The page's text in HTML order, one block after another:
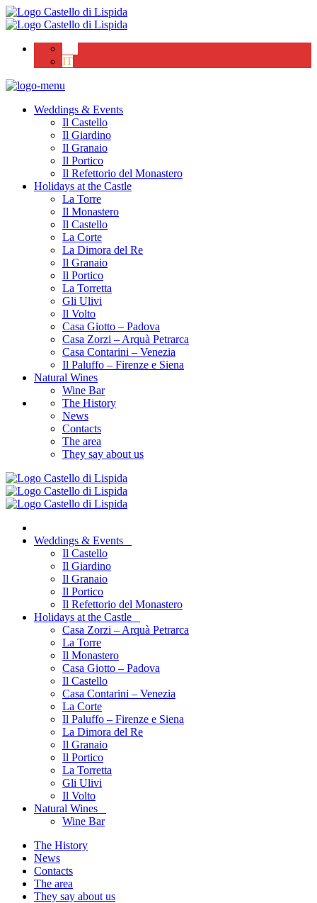
IT
Weddings & Events
Il Castello
Il Giardino
Il Granaio
Il Portico
Il Refettorio del Monastero
Holidays at the Castle
La Torre
Il Monastero
Il Castello
La Corte
La Dimora del Re
Il Granaio
Il Portico
La Torretta
Gli Ulivi
Il Volto
Casa Giotto – Padova
Casa Zorzi – Arquà Petrarca
Casa Contarini – Venezia
Il Paluffo – Firenze e Siena
Natural Wines
Wine Bar
The History
News
Contacts
The area
They say about us
Weddings & Events
Il Castello
Il Giardino
Il Granaio
Il Portico
Il Refettorio del Monastero
Holidays at the Castle
Casa Zorzi – Arquà Petrarca
La Torre
Il Monastero
Casa Giotto – Padova
Il Castello
Casa Contarini – Venezia
La Corte
Il Paluffo – Firenze e Siena
La Dimora del Re
Il Granaio
Il Portico
La Torretta
Gli Ulivi
Il Volto
Natural Wines
Wine Bar
The History
News
Contacts
The area
They say about us